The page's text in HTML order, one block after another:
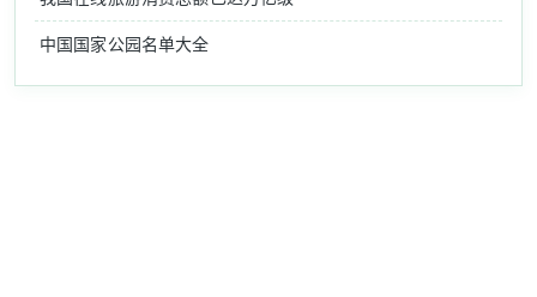
中国国家公园名单大全